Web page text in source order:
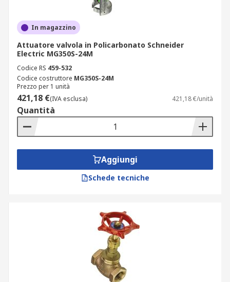
In magazzino
Attuatore valvola in Policarbonato Schneider
Electric MG350S-24M
Codice RS 459-532
Codice costruttore MG350S-24M
Prezzo per 1 unità
421,18 €(IVA esclusa) 421,18 €/unità
Quantità
Aggiungi
Schede tecniche